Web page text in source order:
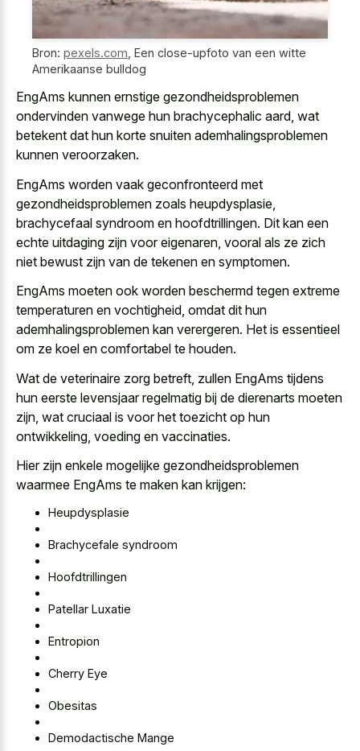
Bron: pexels.com Een close-upfoto van een witte
Amerikaanse bulldog
EngAms kunnen ernstige gezondheidsproblemen
ondervinden vanwege hun brachycephalic aard, wat
betekent dat hun korte snuiten ademhalingsproblemen
kunnen veroorzaken.
EngAms worden vaak geconfronteerd met
gezondheidsproblemen zoals heupdysplasie,
brachycefaal syndroom en hoofdtrillingen. Dit kan een
echte uitdaging zijn voor eigenaren, vooral als ze zich
niet bewust zijn van de tekenen en symptomen.
EngAms moeten ook worden beschermd tegen extreme
temperaturen en vochtigheid, omdat dit hun
ademhalingsproblemen kan verergeren. Het is essentieel
om ze koel en comfortabel te houden.
Wat de veterinaire zorg betreft, zullen EngAms tijdens
hun eerste levensjaar regelmatig bij de dierenarts moeten
zijn, wat cruciaal is voor het toezicht op hun
ontwikkeling, voeding en vaccinaties.
Hier zijn enkele mogelijke gezondheidsproblemen
waarmee EngAms te maken kan krijgen:
Heupdysplasie
Brachycefale syndroom
Hoofdtrillingen
Patellar Luxatie
Entropion
Cherry Eye
Obesitas
Demodactische Mange